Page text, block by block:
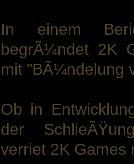
In einem
begrÃ¼ndet 2K
mit "BÃ¼ndelung
Ob in
der
verriet 2K Games